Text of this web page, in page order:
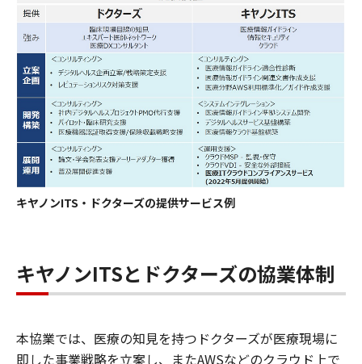
キヤノンITS・ドクターズの提供サービス例
キヤノンITSとドクターズの協業体制
本協業では、医療の知見を持つドクターズが医療現場に
即した事業戦略を立案し、またAWSなどのクラウド上で